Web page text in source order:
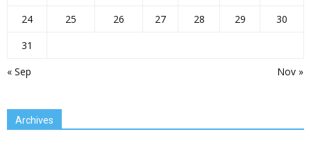
« Sep Nov »
24
25 26 27 28 29
30
31
Archives